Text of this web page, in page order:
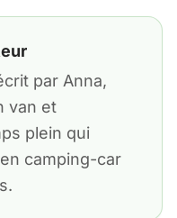
par Anna,
van et
plein qui
camping-car